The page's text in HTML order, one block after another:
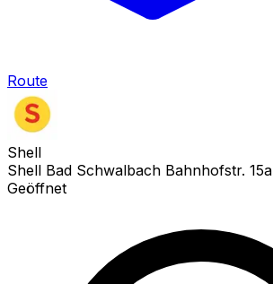
Route
Shell
Shell Bad Schwalbach Bahnhofstr. 15a
Geöffnet